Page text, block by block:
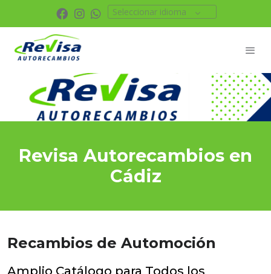
Seleccionar idioma
Revisa Autorecambios en
Cádiz
Recambios de Automoción
Amplio Catálogo para Todos los